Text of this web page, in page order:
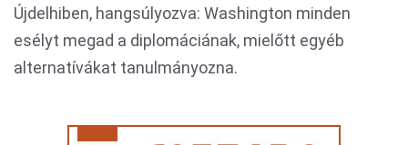
Újdelhiben, hangsúlyozva: Washington minden
esélyt megad a diplomáciának, mielőtt egyéb
alternatívákat tanulmányozna.